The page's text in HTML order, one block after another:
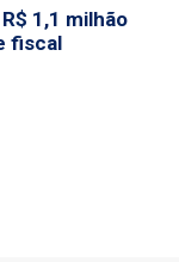
1,1 milhão
fiscal